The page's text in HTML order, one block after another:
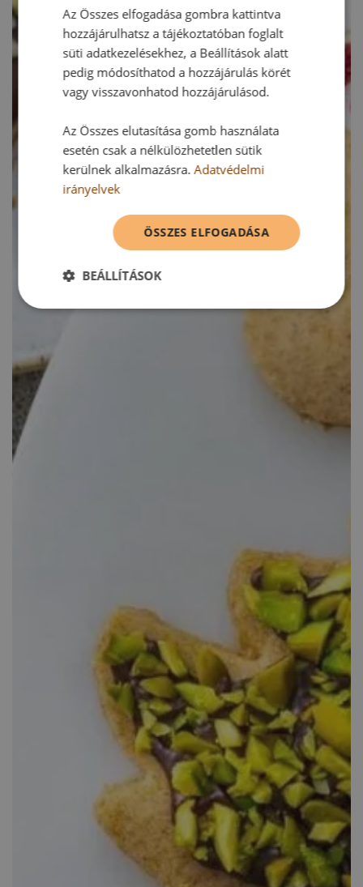
Az Összes elfogadása gombra kattintva
hozzájárulhatsz a tájékoztatóban foglalt
süti adatkezelésekhez, a Beállítások alatt
pedig módosíthatod a hozzájárulás körét
vagy visszavonhatod hozzájárulásod.
Az Összes elutasítása gomb használata
esetén csak a nélkülözhetetlen sütik
kerülnek alkalmazásra.Adatvédelmi
irányelvek
ÖSSZES ELFOGADÁSA
BEÁLLÍTÁSOK